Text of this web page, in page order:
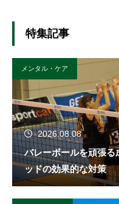
特集記事
メンタル・ケア
2026.08.08
バレーボールを頑張
ッドの効果的な対策